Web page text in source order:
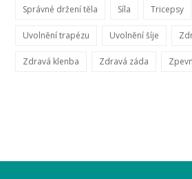
Správné držení těla Síla Tricepsy
Uvolnění trapézu Uvolnění šíje
Zdravá klenba Zdravá záda